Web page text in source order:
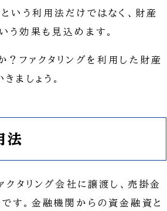
いう利用法だけではなく、財産
う効果も見込めます。
ファクタリングを利用した財産
ましょう。
法
クタリング会社に譲渡し、売掛金
す。金融機関からの資金融資と